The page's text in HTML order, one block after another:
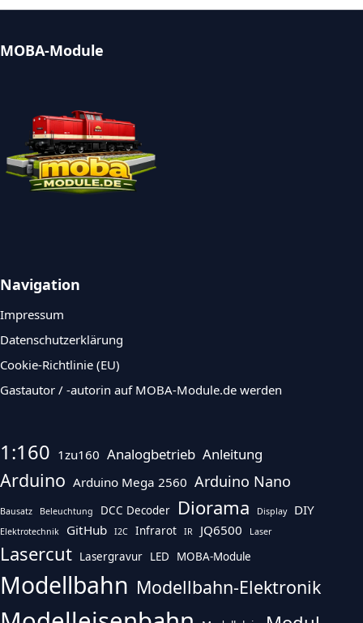
MOBA-Module
Navigation
Impressum
Datenschutzerklärung
Cookie-Richtlinie (EU)
Gastautor / -autorin auf MOBA-Module.de werden
1:160 1zu160 Analogbetrieb Anleitung
Arduino Arduino Mega 2560 Arduino Nano
Bausatz Beleuchtung DCC Decoder Diorama Display DIY
Elektrotechnik GitHub I2C Infrarot IR JQ6500 Laser
Lasercut Lasergravur LED MOBA-Module
Modellbahn Modellbahn-Elektronik